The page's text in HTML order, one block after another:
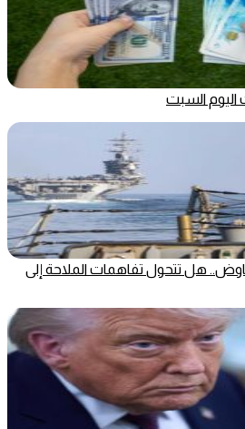
السبت
هل تتحول تفاهمات الملاحة إلى